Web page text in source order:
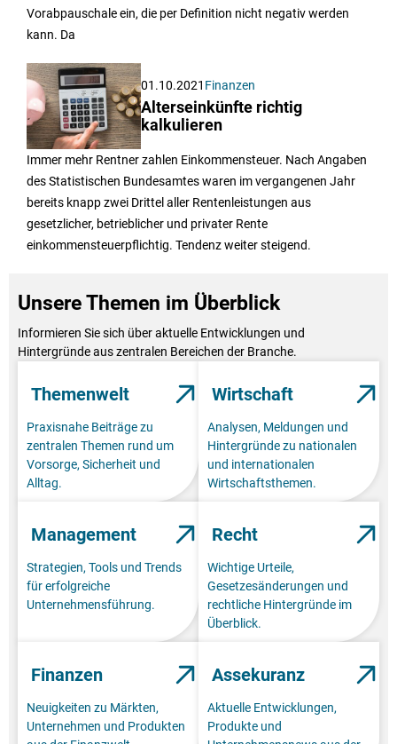
Vorabpauschale ein, die per Definition nicht negativ werden
kann. Da
01.10.2021 Finanzen
Alterseinkünfte richtig
kalkulieren
Immer mehr Rentner zahlen Einkommensteuer. Nach Angaben
des Statistischen Bundesamtes waren im vergangenen Jahr
bereits knapp zwei Drittel aller Rentenleistungen aus
gesetzlicher, betrieblicher und privater Rente
einkommensteuerpflichtig. Tendenz weiter steigend.
Unsere Themen im Überblick
Informieren Sie sich über aktuelle Entwicklungen und
Hintergründe aus zentralen Bereichen der Branche.
Themenwelt
Praxisnahe Beiträge zu
zentralen Themen rund um
Vorsorge, Sicherheit und
Alltag.
Wirtschaft
Analysen, Meldungen und
Hintergründe zu nationalen
und internationalen
Wirtschaftsthemen.
Management
Strategien, Tools und Trends
für erfolgreiche
Unternehmensführung.
Recht
Wichtige Urteile,
Gesetzesänderungen und
rechtliche Hintergründe im
Überblick.
Finanzen
Neuigkeiten zu Märkten,
Unternehmen und Produkten
Assekuranz
Aktuelle Entwicklungen,
Produkte und